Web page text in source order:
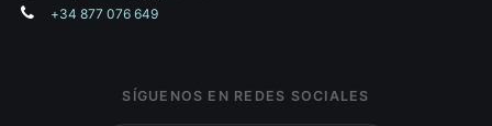
+34 877 076 649
SÍGUENOS EN REDES SOCIALES